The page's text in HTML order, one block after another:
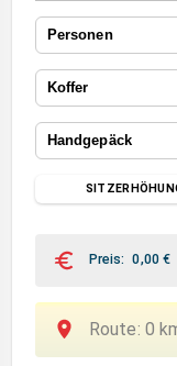
Personen
Koffer
Handgepäck
Preis: 0,00€
Route: 0